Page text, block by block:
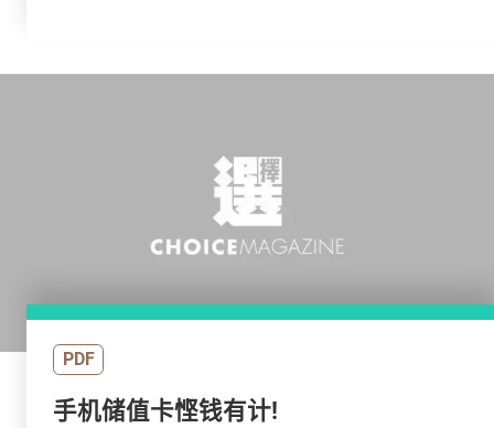
PDF
手机储值卡悭钱有计!